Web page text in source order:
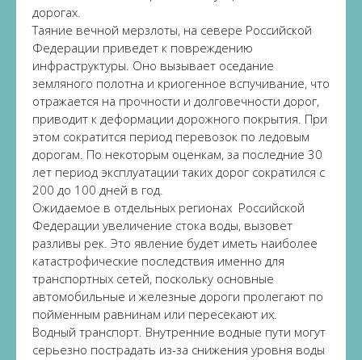
дорогах.
Таяние вечной мерзлоты, на севере Российской
Федерации приведет к повреждению
инфраструктуры. Оно вызывает оседание
земляного полотна и криогенное вспучивание, что
отражается на прочности и долговечности дорог,
приводит к деформации дорожного покрытия. При
этом сократится период перевозок по ледовым
дорогам. По некоторым оценкам, за последние 30
лет период эксплуатации таких дорог сократился с
200 до 100 дней в год.
Ожидаемое в отдельных регионах Российской
Федерации увеличение стока воды, вызовет
разливы рек. Это явление будет иметь наиболее
катастрофические последствия именно для
транспортных сетей, поскольку основные
автомобильные и железные дороги пролегают по
пойменным равнинам или пересекают их.
Водный транспорт. Внутренние водные пути могут
серьезно пострадать из-за снижения уровня воды